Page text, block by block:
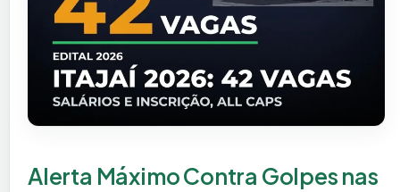
Alerta Máximo Contra Golpes nas